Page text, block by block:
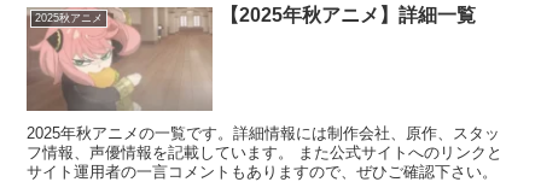
2025秋アニメ 【2025年秋アニメ】詳細一覧
2025年秋アニメの一覧です。詳細情報には制作会社、原作、スタッ
フ情報、声優情報を記載しています。 また公式サイトへのリンクと
サイト運用者の一言コメントもありますので、ぜひご確認下さい。